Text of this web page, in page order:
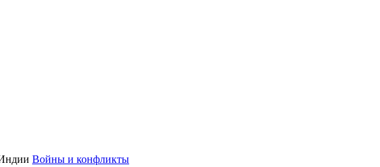
Войны и конфликты